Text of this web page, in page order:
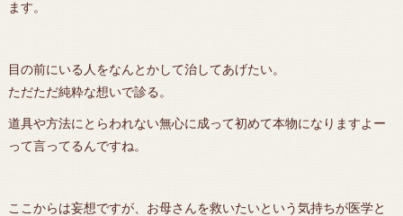
ます。
目の前にいる人をなんとかして治してあげたい。
ただただ純粋な想いで診る。
道具や方法にとらわれない無心に成って初めて本物になりますよー
って言ってるんですね。
ここからは妄想ですが、お母さんを救いたいという気持ちが医学と